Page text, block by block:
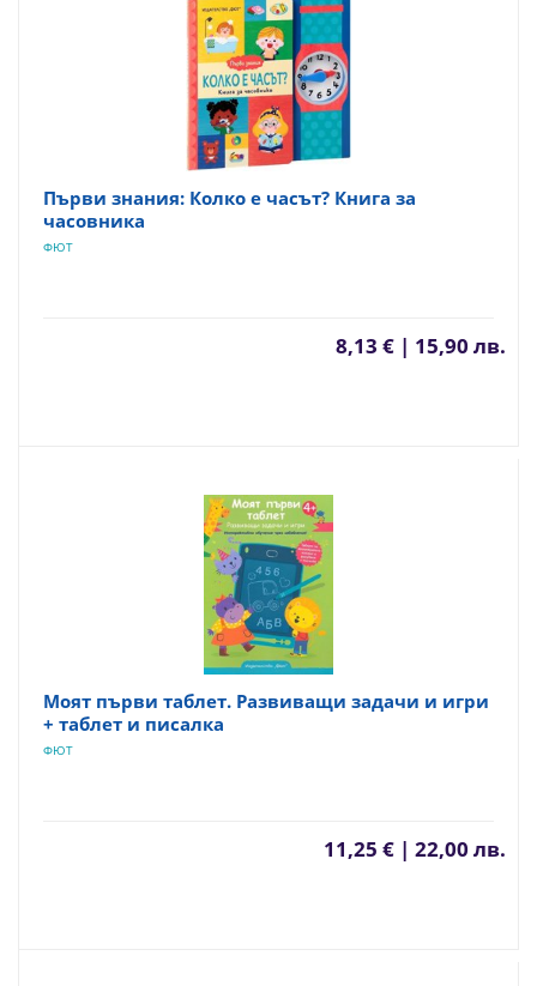
Първи знания: Колко е часът? Книга за
часовника
ФЮТ
8,13 € | 15,90 лв.
Моят първи таблет. Развиващи задачи и игри
+ таблет и писалка
ФЮТ
11,25 € | 22,00 лв.